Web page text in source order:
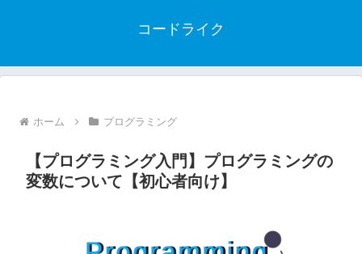
コードライク
ホーム プログラミング
【プログラミング入門】プログラミングの
変数について【初心者向け】